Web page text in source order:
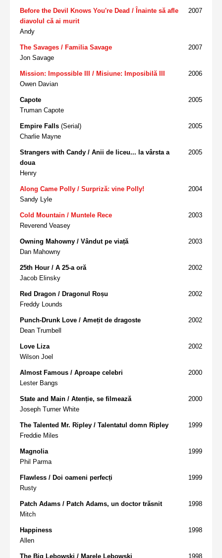
2007
Before the Devil Knows You're Dead / Înainte să afle
diavolul că ai murit
Andy
2007
The Savages / Familia Savage
Jon Savage
2006
Mission: Impossible III / Misiune: Imposibilă III
Owen Davian
2005
Capote
Truman Capote
2005
Empire Falls (Serial)
Charlie Mayne
2005
Strangers with Candy / Anii de liceu... la vârsta a
doua
Henry
2004
Along Came Polly / Surpriză: vine Polly!
Sandy Lyle
2003
Cold Mountain / Muntele Rece
Reverend Veasey
2003
Owning Mahowny / Vândut pe viață
Dan Mahowny
2002
25th Hour / A 25-a oră
Jacob Elinsky
2002
Red Dragon / Dragonul Roșu
Freddy Lounds
2002
Punch-Drunk Love / Amețit de dragoste
Dean Trumbell
2002
Love Liza
Wilson Joel
2000
Almost Famous / Aproape celebri
Lester Bangs
2000
State and Main / Atenție, se filmează
Joseph Turner White
1999
The Talented Mr. Ripley / Talentatul domn Ripley
Freddie Miles
1999
Magnolia
Phil Parma
1999
Flawless / Doi oameni perfecți
Rusty
1998
Patch Adams / Patch Adams, un doctor trăsnit
Mitch
1998
Happiness
Allen
1998
The Big Lebowski / Marele Lebowski